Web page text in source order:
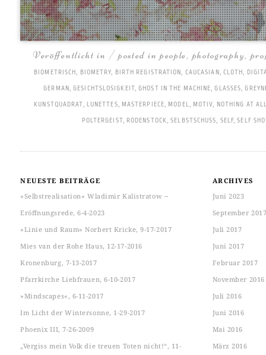
Veröffentlicht in / posted in people, photography,
BIOMETRISCH, BIOMETRY, BIRTH REGISTRATION, CAUCASIAN, CLOTH,
GERMAN,GESICHTSLOSIGKEIT ,GHOST IN THE MACHINE,GLASSES,
KUNSTQUADRAT , LUNETTES, MASTERPIECE, MODEL, MOTIV, NOTHING AT
POLTERGEIST , RODENSTOCK,SELBSTSCHUSS , SELF,SELF
NEUESTE BEITRÄGE
»Selbstrealisation« Wladimir Kalistratow ‒
Eröffnungsrede, 6-4-2023
»Linie und Raum« Norbert Kricke, 9-17-2017
Mies van der Rohe Haus, 12-17-2016
Kronenburg, 7-13-2017
Pfarrkirche Liebfrauen, 6-10-2017
»Mindscapes«, 6-11-2017
Im Licht der Wintersonne, 1-29-2017
Phoenix III, 7-26-2009
„Vergiss mein Volk die treuen Toten nicht!“, 11-
ARCHIVES
Juni 2023
September
Juli 2017
Juni 2017
Februar 2017
November 2016
Juli 2016
Juni 2016
Mai 2016
März 2016